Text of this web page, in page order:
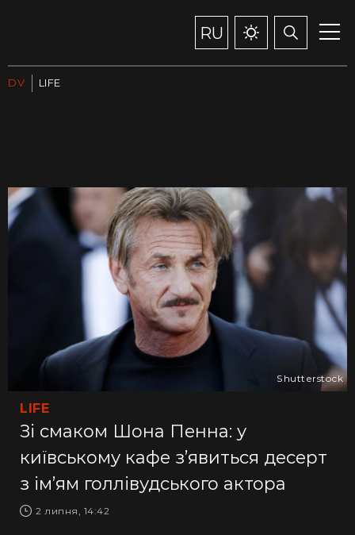
RU
DV LIFE
LIFE
Зі смаком Шона Пенна: у
київському кафе з’явиться десерт
з ім’ям голлівудського актора
2 липня, 14:42
Shutterstock